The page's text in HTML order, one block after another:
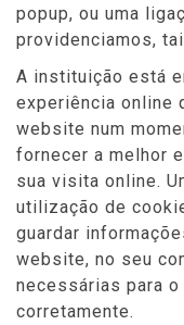
popup, ou uma
providenciamos,
A instituição está
experiência online
website num
fornecer a melhor
sua visita online.
utilização de
guardar
website, no seu
necessárias para
corretamente.